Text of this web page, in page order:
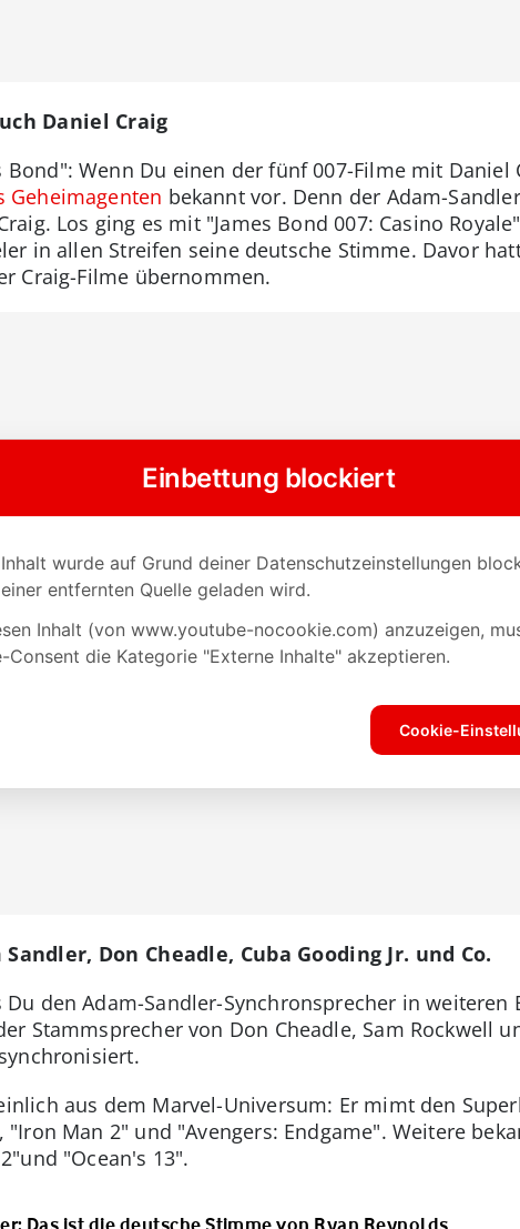
Daniel Craig
Bond": Wenn Du einen der fünf 007-Filme mit Daniel
Geheimagenten bekannt vor. Denn der Adam-
Los ging es mit "James Bond 007: Casino
in allen Streifen seine deutsche Stimme. Davor
Craig-Filme übernommen.
Don Cheadle, Cuba Gooding Jr. und Co.
den Adam-Sandler-Synchronsprecher in
Stammsprecher von Don Cheadle, Sam Rockwell
aus dem Marvel-Universum: Er mimt den
Man 2" und "Avengers: Endgame". Weitere
"Ocean's 13".
Das ist die deutsche Stimme von Ryan Reynolds